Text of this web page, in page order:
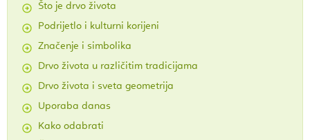
Što je drvo života
Podrijetlo i kulturni korijeni
Značenje i simbolika
Drvo života u različitim tradicijama
Drvo života i sveta geometrija
Uporaba danas
Kako odabrati